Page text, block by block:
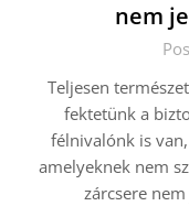
nem
Teljesen
fektetünk a
félnivalónk is
amelyeknek nem
zárcsere